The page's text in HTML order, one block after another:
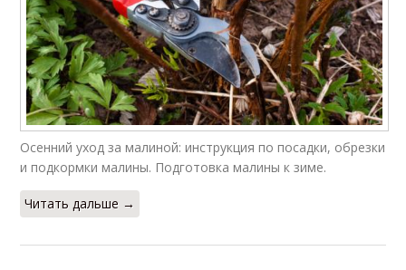
Осенний уход за малиной: инструкция по посадки, обрезки
и подкормки малины. Подготовка малины к зиме.
Читать дальше →